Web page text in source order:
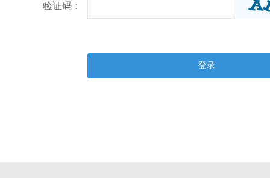
验证码：
登录